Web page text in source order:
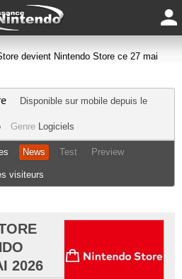
devient Nintendo Store ce 27 mai
Disponible sur mobile depuis le
Genre Logiciels
News Test Preview
visiteurs
2026